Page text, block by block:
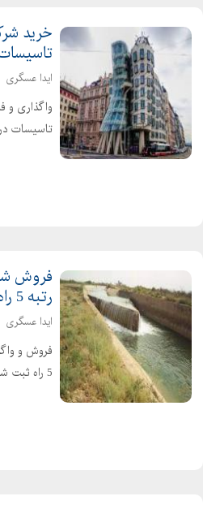
ایدا عسگری
تاسیسات
رتبه 5 راه
ایدا عسگری
5 راه
شرکت
هیچگونه